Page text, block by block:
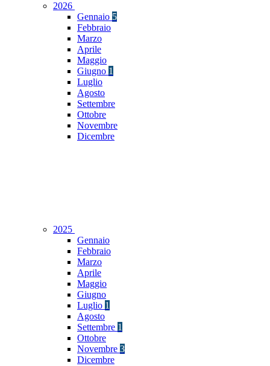
2026
Gennaio 5
Febbraio
Marzo
Aprile
Maggio
Giugno 1
Luglio
Agosto
Settembre
Ottobre
Novembre
Dicembre
2025
Gennaio
Febbraio
Marzo
Aprile
Maggio
Giugno
Luglio 1
Agosto
Settembre 1
Ottobre
Novembre 3
Dicembre